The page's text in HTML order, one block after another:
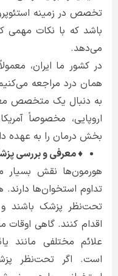
تخصص در زمینه
باشد که با نکات مهمی
می‌دهد.
در کشور ما ایران،
همان درد مراجعه
به دنبال یک متخصص
اروپایی، مخصوصاً
بخش درمان را به عهده
♦ معرفی و بررسی
هورمون‌ها نقش بسیار
تداوم استخوان‌ها دارند.
تحت‌نظر پزشک باشند
اقدام کنند. گاهی اوقات
علائم مختلفی مانند
است. اگر تحت‌نظر